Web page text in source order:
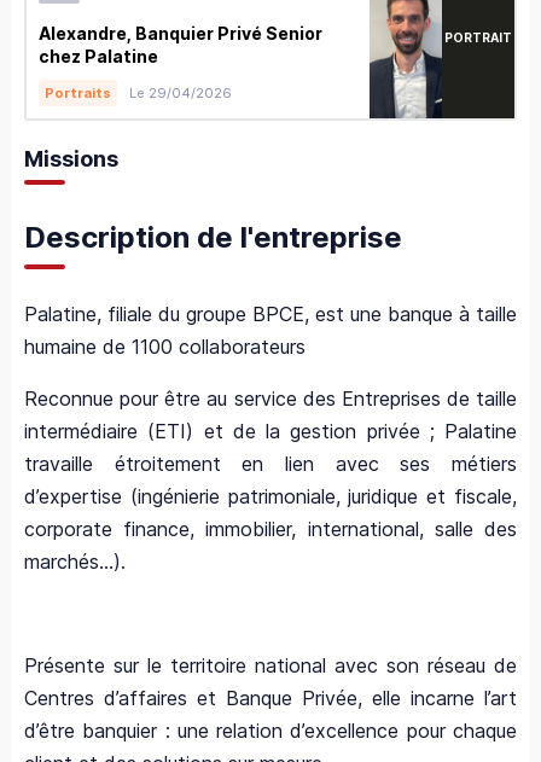
Alexandre, Banquier Privé Senior
chez Palatine
Portraits Le 29/04/2026
PORTRAIT
Missions
Description de l'entreprise
Palatine, filiale du groupe BPCE, est une banque à taille
humaine de 1100 collaborateurs
Reconnue pour être au service des Entreprises de taille
intermédiaire (ETI) et de la gestion privée ; Palatine
travaille étroitement en lien avec ses métiers
d’expertise (ingénierie patrimoniale, juridique et fiscale,
corporate finance, immobilier, international, salle des
marchés...).
Présente sur le territoire national avec son réseau de
Centres d’affaires et Banque Privée, elle incarne l’art
d’être banquier : une relation d’excellence pour chaque